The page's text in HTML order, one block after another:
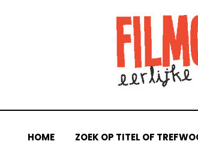
HOME ZOEK OP TITEL OF